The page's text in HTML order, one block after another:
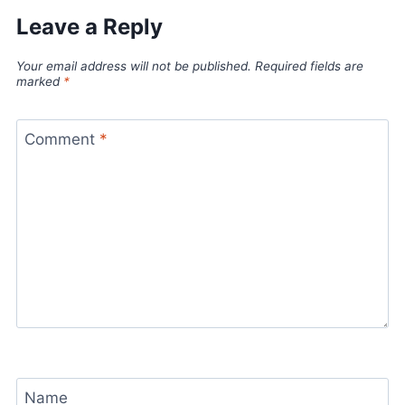
Leave a Reply
Your email address will not be published. Required fields are
marked *
Comment *
Name